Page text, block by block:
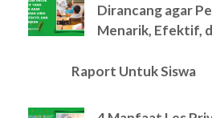
Dirancang agar
Menarik, Efektif,
Raport Untuk Siswa